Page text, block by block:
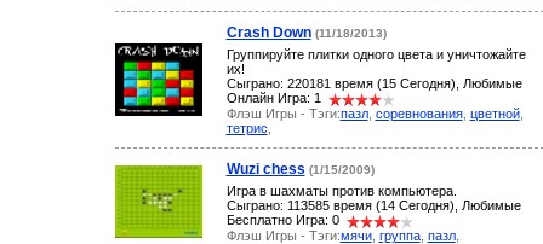
Crash Down (11/18/2013)
Группируйте плитки одного цвета и уничтожайте
их!
Сыграно: 220181 время (15 Сегодня), Любимые
Онлайн Игра: 1
Флэш Игры - Тэги:пазл, соревнования, цветной,
тетрис
Wuzi chess (1/15/2009)
Игра в шахматы против компьютера.
Сыграно: 113585 время (14 Сегодня), Любимые
Бесплатно Игра: 0
Флэш Игры - Тэги:мячи, группа, пазл,